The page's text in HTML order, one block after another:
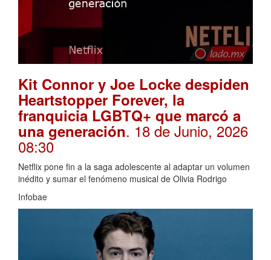
Kit Connor y Joe Locke despiden
Heartstopper Forever, la
franquicia LGBTQ+ que marcó a
una generación. 18 de Junio, 2026
08:30
Netflix pone fin a la saga adolescente al adaptar un volumen
inédito y sumar el fenómeno musical de Olivia Rodrigo
Infobae